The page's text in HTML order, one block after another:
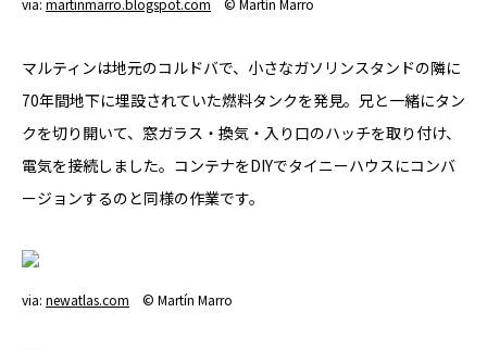
マルティンは地元のコルドバで、小さなガソリンスタンドの隣に
70年間地下に埋設されていた燃料タンクを発見。兄と一緒にタン
クを切り開いて、窓ガラス・換気・入り口のハッチを取り付け、
電気を接続しました。コンテナをDIYでタイニーハウスにコンバ
ージョンするのと同様の作業です。
via: newatlas.com © Martín Marro